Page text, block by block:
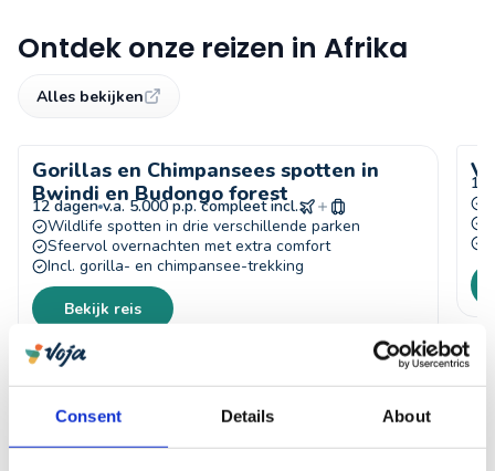
Consent Details About
Ontdek onze reizen in Afrika
Alles bekijken
Gorillas en Chimpansees spotten in
Bwindi en Budongo forest
12 dagen v.a. 5.000 p.p. compleet incl.
Wildlife spotten in drie verschillende parken
Sfeervol overnachten met extra comfort
Incl. gorilla- en chimpansee-trekking
Bekijk reis
12